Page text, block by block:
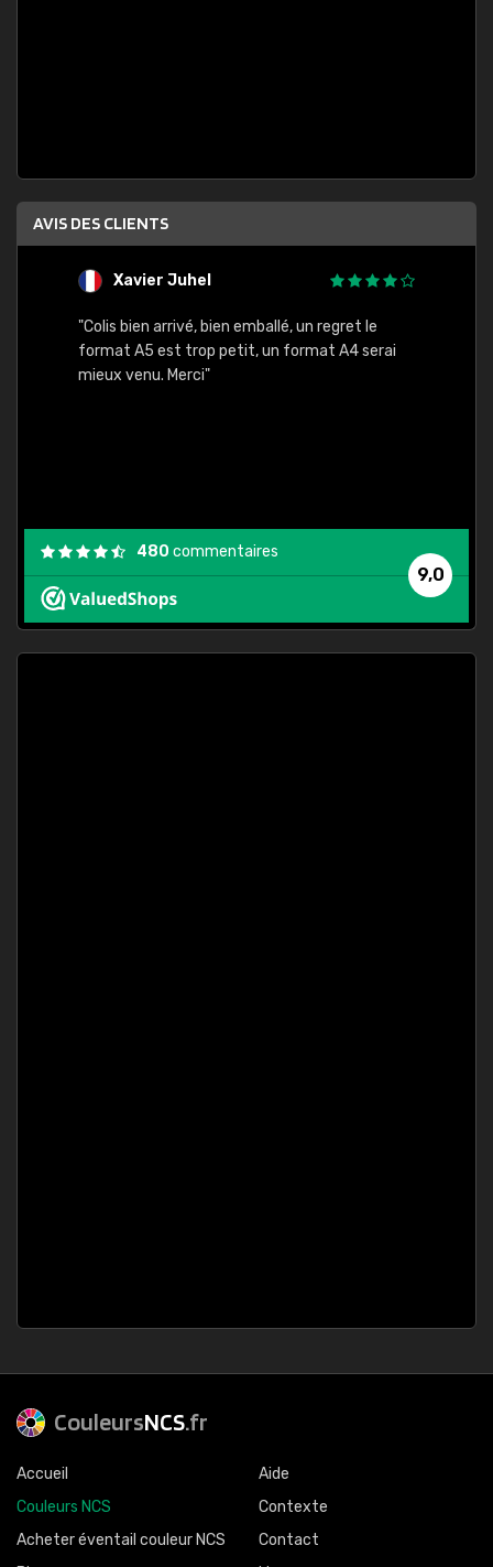
AVIS DES CLIENTS
Xavier Juhel
"Colis bien arrivé, bien emballé, un regret le
format A5 est trop petit, un format A4 serai
mieux venu. Merci"
9,0
480 commentaires
CouleursNCS.fr
Accueil
Couleurs NCS
Acheter éventail couleur NCS
Aide
Contexte
Contact